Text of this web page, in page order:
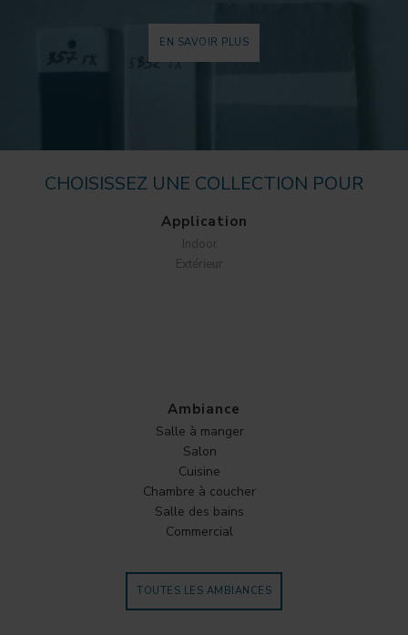
EN SAVOIR PLUS
CHOISISSEZ UNE COLLECTION POUR
Application
Indoor
Extérieur
Ambiance
Salle à manger
Salon
Cuisine
Chambre à coucher
Salle des bains
Commercial
TOUTES LES AMBIANCES